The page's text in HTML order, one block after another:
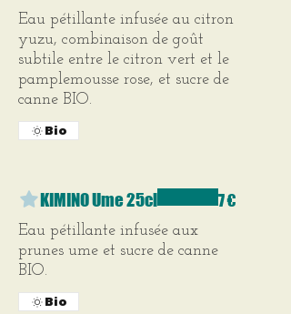
Eau pétillante infusée au citron
yuzu, combinaison de goût
subtile entre le citron vert et le
pamplemousse rose, et sucre de
canne BIO.
Bio
KIMINO Ume 25cl
Eau pétillante infusée aux
prunes ume et sucre de canne
BIO.
7 €
Bio